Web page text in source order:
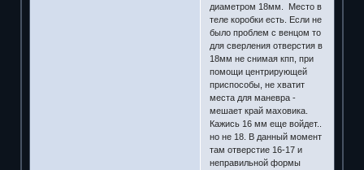
диаметром 18мм. Место в
теле коробки есть. Если не
было проблем с венцом то
для сверления отверстия в
18мм не снимая кпп, при
помощи центрирующей
приспособы, не хватит
места для маневра -
мешает край маховика.
Кажись 16 мм еще войдет..
но не 18. В данный момент
там отверстие 16-17 и
неправильной формы